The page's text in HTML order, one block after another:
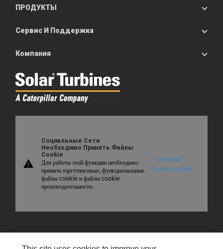
ПРОДУКТЫ
Сервис И Поддержка
Компания
warning
Социальные Сети
Необходимо Принять Файлы
Cookie
Для работы этой функции необходимо
принять таргетинговые, функциональные
файлы cookie и файлы cookie
производительности.
Настройки
файлов cookie